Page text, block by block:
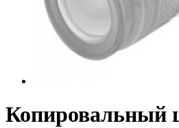
Копировальный